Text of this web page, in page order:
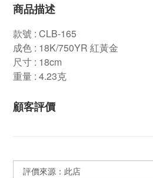
商品描述
款號 : CLB-165
成色 : 18K/750YR 紅黃金
尺寸 : 18cm
重量 : 4.23克
顧客評價